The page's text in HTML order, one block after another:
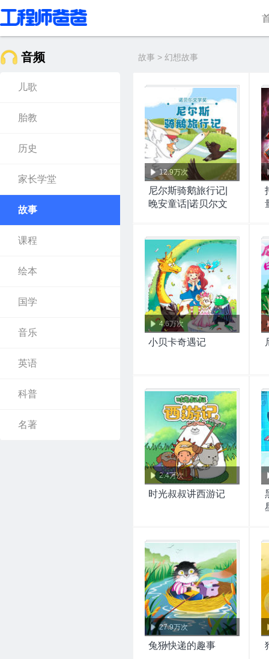
音频 故事 > 幻想故事
儿歌
胎教
历史
家长学堂
故事
课程
绘本
国学
音乐
英语
科普
名著
12.9万次
尼尔斯骑鹅旅行记|
晚安童话|诺贝尔文
4.6万次
小贝卡奇遇记
2.4万次
时光叔叔讲西游记
27.9万次
兔狲快递的趣事